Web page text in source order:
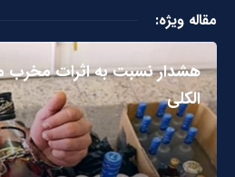
مقاله ویژه:
هشدار نسبت به اثرات
الکلی